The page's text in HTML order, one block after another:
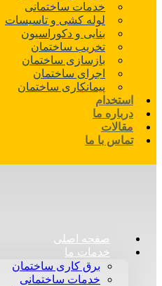
خدمات ساختمانی
لوله کشی و تاسیسات
بنایی و دکوراسیون
تخریب ساختمان
بازسازی ساختمان
اجرای ساختمان
پیمانکاری ساختمان
استخدام
درباره ما
مقالات
تماس با ما
صفحه اصلی
خدمات ما
برق کاری ساختمان
خدمات ساختمانی